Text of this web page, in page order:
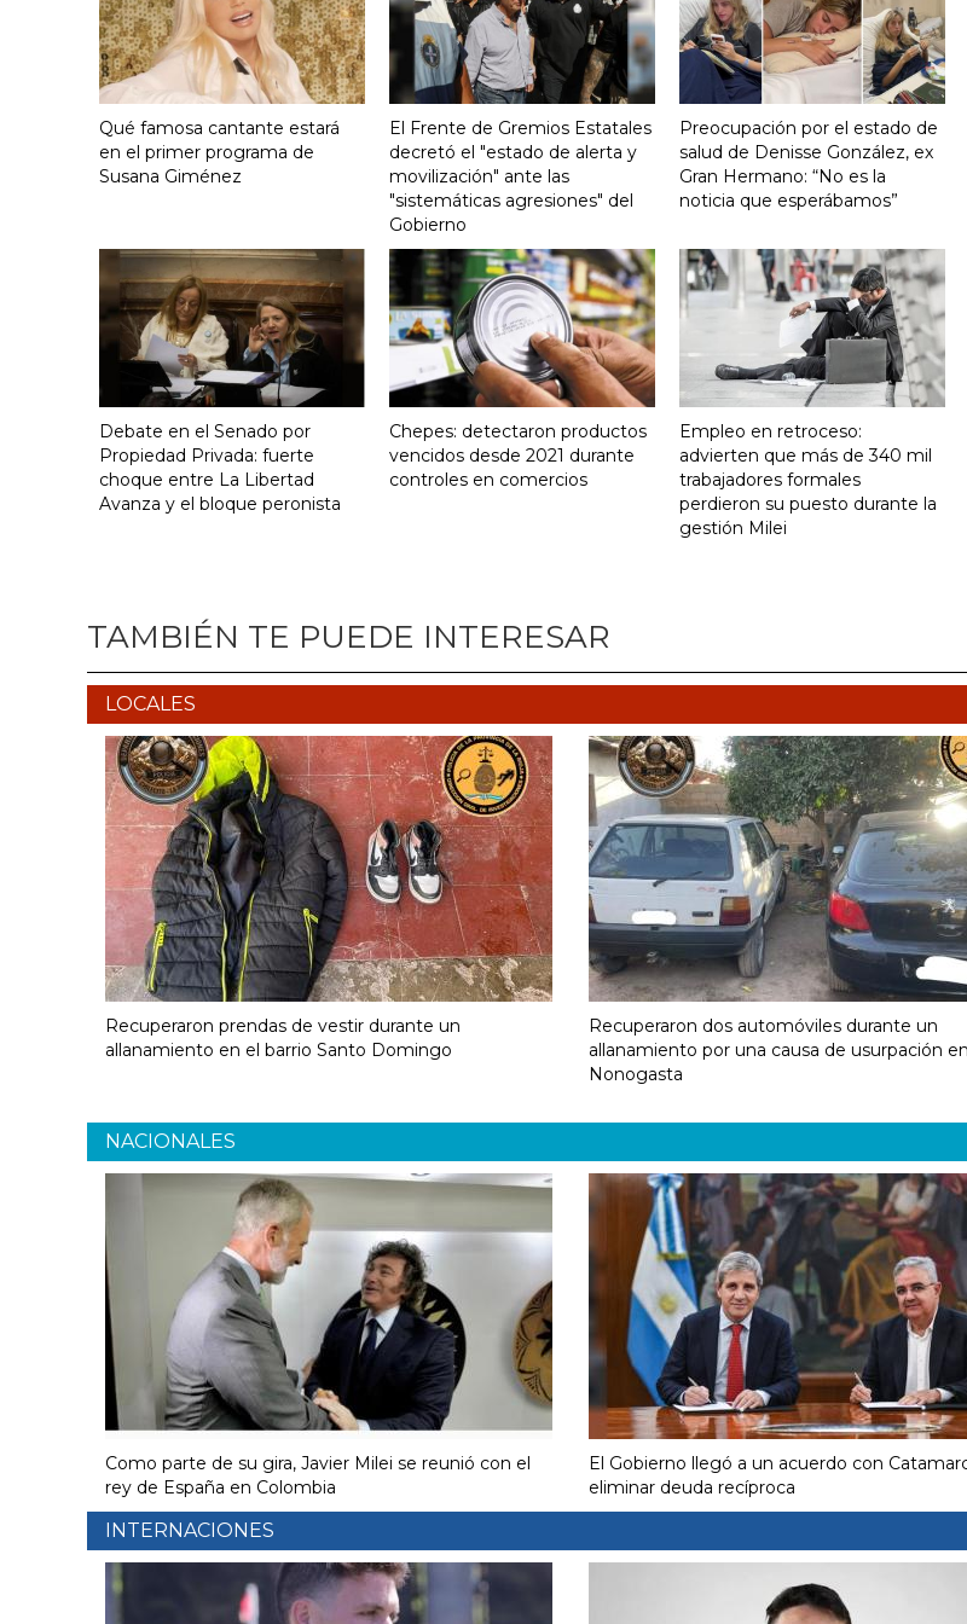
Qué famosa cantante estará
en el primer programa de
Susana Giménez
El Frente de Gremios Estatales
decretó el "estado de alerta y
movilización" ante las
"sistemáticas agresiones" del
Gobierno
Preocupación por el estado de
salud de Denisse González, ex
Gran Hermano: “No es la
noticia que esperábamos”
Debate en el Senado por
Propiedad Privada: fuerte
choque entre La Libertad
Avanza y el bloque peronista
Chepes: detectaron productos
vencidos desde 2021 durante
controles en comercios
Empleo en retroceso:
advierten que más de 340 mil
trabajadores formales
perdieron su puesto durante la
gestión Milei
TAMBIÉN TE PUEDE INTERESAR
LOCALES
Recuperaron prendas de vestir durante un
allanamiento en el barrio Santo Domingo
Recuperaron dos automóviles durante un
allanamiento por una causa de usurpación en
Nonogasta
NACIONALES
Como parte de su gira, Javier Milei se reunió con el
rey de España en Colombia
El Gobierno llegó a un acuerdo con
eliminar deuda recíproca
INTERNACIONES